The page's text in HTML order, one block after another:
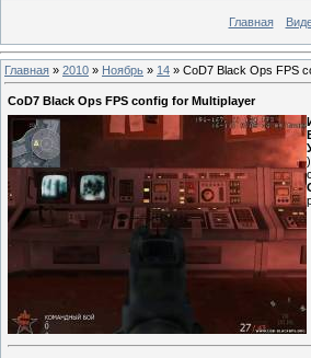
Главная
Главная » 2010 » Ноябрь » 14 » CoD7 Black Ops FPS
CoD7 Black Ops FPS config for Multiplayer
)